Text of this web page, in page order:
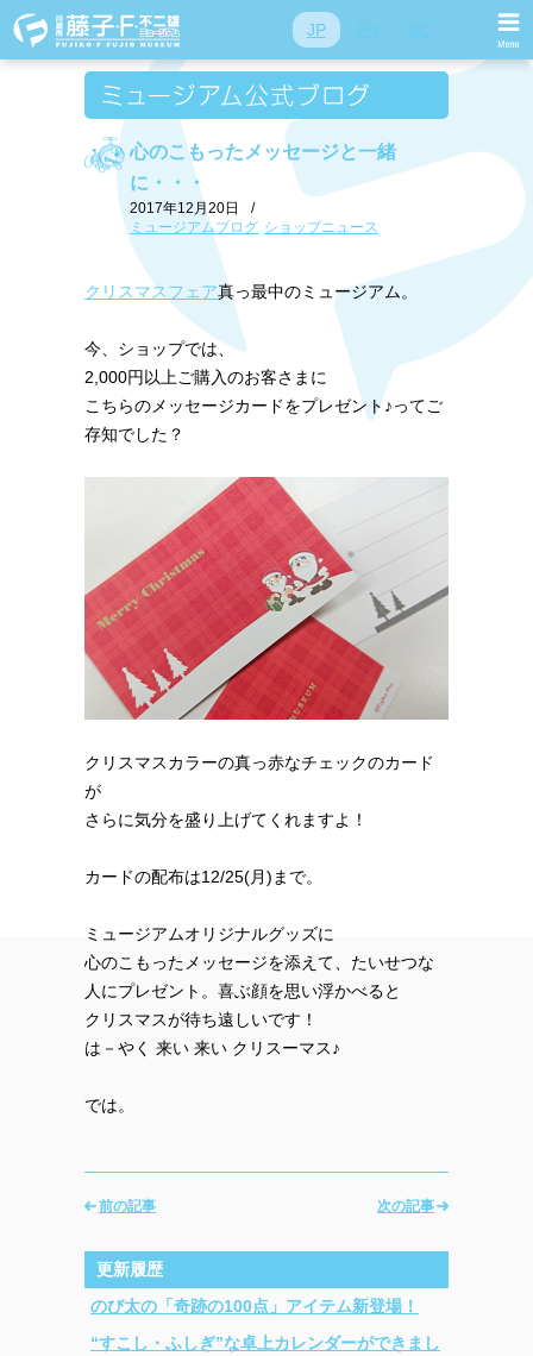
JP
心のこもったメッセージと一緒
に・・・
2017年12月20日
/
ミュージアムブログ ショップニュース
クリスマスフェア真っ最中のミュージアム。
今、ショップでは、
2,000円以上ご購入のお客さまに
こちらのメッセージカードをプレゼント♪ってご
存知でした？
クリスマスカラーの真っ赤なチェックのカード
が
さらに気分を盛り上げてくれますよ！
カードの配布は12/25(月)まで。
ミュージアムオリジナルグッズに
心のこもったメッセージを添えて、たいせつな
人にプレゼント。喜ぶ顔を思い浮かべると
クリスマスが待ち遠しいです！
は－やく 来い 来い クリスーマス♪
では。
次の記事
前の記事
更新履歴
のび太の「奇跡の100点」アイテム新登場！
“すこし・ふしぎ”な卓上カレンダーができまし